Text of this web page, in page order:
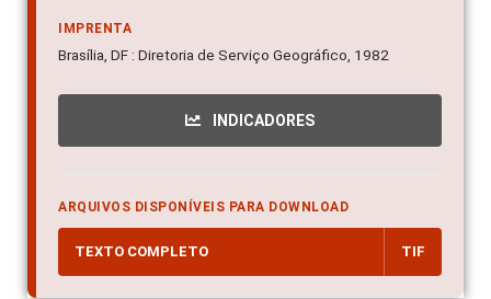
IMPRENTA
Brasília, DF : Diretoria de Serviço Geográfico, 1982
INDICADORES
ARQUIVOS DISPONÍVEIS PARA DOWNLOAD
TEXTO COMPLETO TIF